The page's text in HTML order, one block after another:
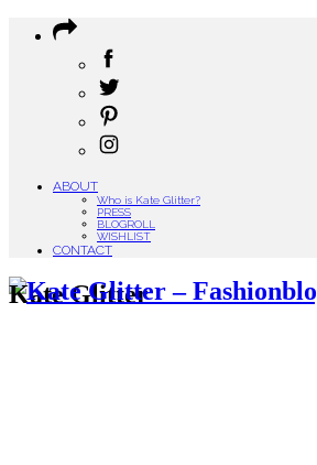
ABOUT
Who is Kate Glitter?
PRESS
BLOGROLL
WISHLIST
CONTACT
Kate Glitter